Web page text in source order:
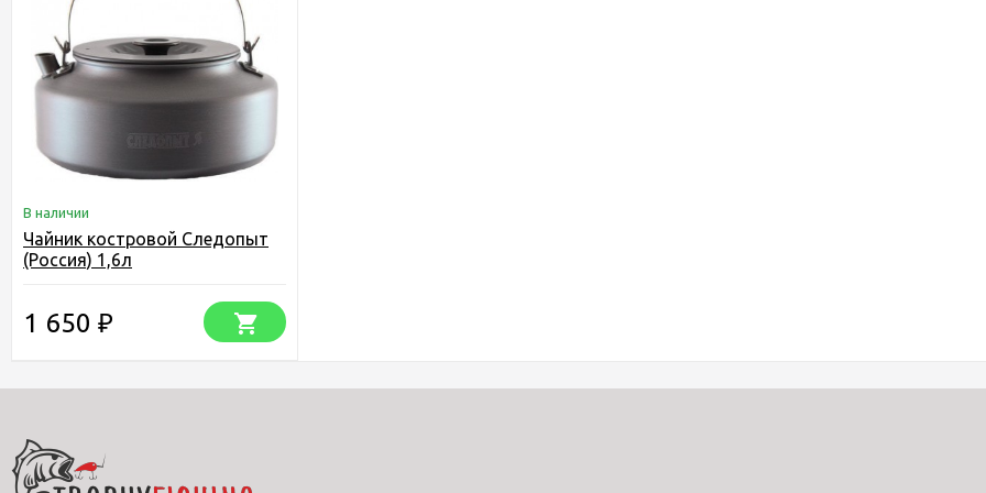
В наличии
Чайник костровой Следопыт
(Россия) 1,6л
1 650 ₽